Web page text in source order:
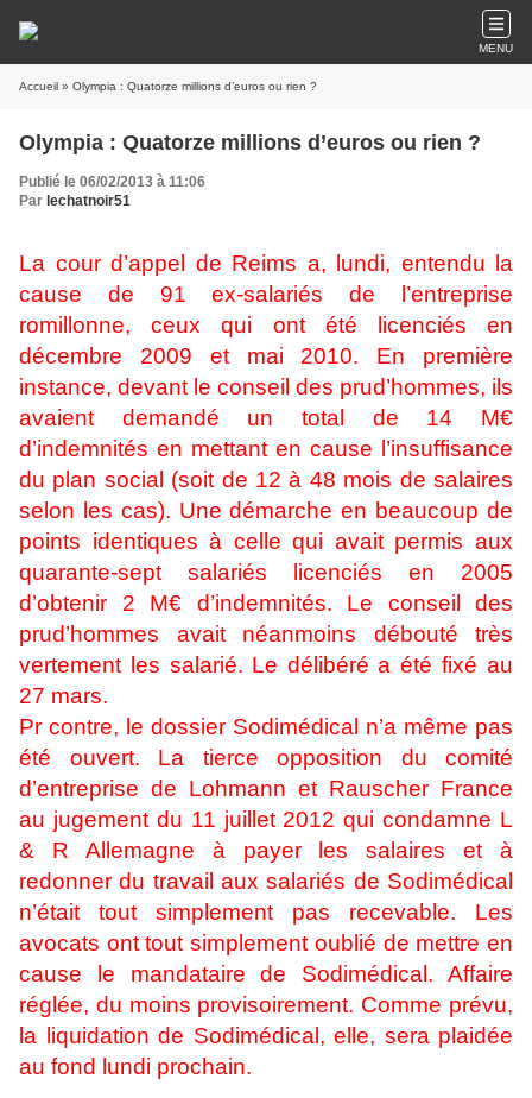
MENU
Accueil » Olympia : Quatorze millions d’euros ou rien ?
Olympia : Quatorze millions d’euros ou rien ?
Publié le 06/02/2013 à 11:06
Par lechatnoir51
La cour d’appel de Reims a, lundi, entendu la
cause de 91 ex-salariés de l’entreprise
romillonne, ceux qui ont été licenciés en
décembre 2009 et mai 2010. En première
instance, devant le conseil des prud’hommes, ils
avaient demandé un total de 14 M€
d’indemnités en mettant en cause l’insuffisance
du plan social (soit de 12 à 48 mois de salaires
selon les cas). Une démarche en beaucoup de
points identiques à celle qui avait permis aux
quarante-sept salariés licenciés en 2005
d’obtenir 2 M€ d’indemnités. Le conseil des
prud’hommes avait néanmoins débouté très
vertement les salarié. Le délibéré a été fixé au
27 mars.
Pr contre, le dossier Sodimédical n’a même pas
été ouvert. La tierce opposition du comité
d’entreprise de Lohmann et Rauscher France
au jugement du 11 juillet 2012 qui condamne L
& R Allemagne à payer les salaires et à
redonner du travail aux salariés de Sodimédical
n’était tout simplement pas recevable. Les
avocats ont tout simplement oublié de mettre en
cause le mandataire de Sodimédical. Affaire
réglée, du moins provisoirement. Comme prévu,
la liquidation de Sodimédical, elle, sera plaidée
au fond lundi prochain.